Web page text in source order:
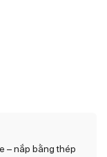
– nắp bằng thép